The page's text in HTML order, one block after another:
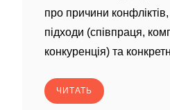
про причини
підходи (співпраця,
конкуренція) та
ЧИТАТЬ